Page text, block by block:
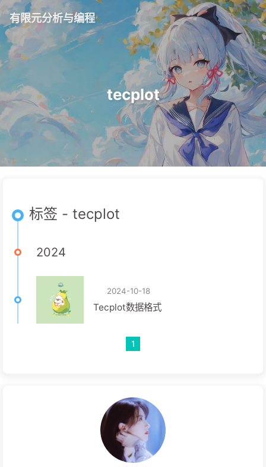
有限元分析与编程
tecplot
标签 - tecplot
2024
2024-10-18
Tecplot数据格式
1